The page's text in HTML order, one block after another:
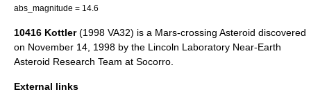
abs_magnitude = 14.6
10416 Kottler(1998 VA32) is a Mars-crossing Asteroid discovered
on November 14 1998 by the Lincoln Laboratory Near-Earth
Asteroid Research Team at Socorro
External links